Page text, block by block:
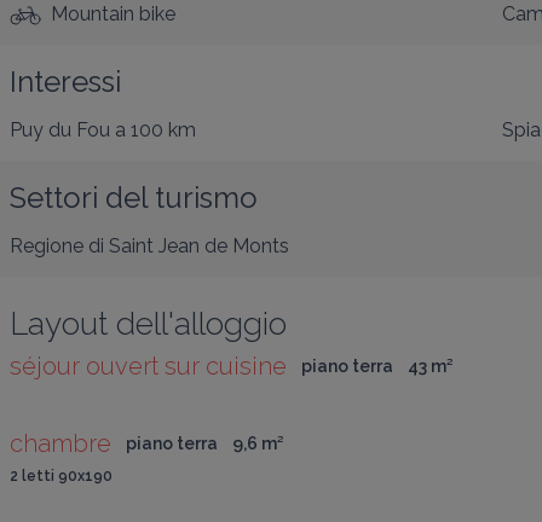
Mountain bike
Interessi
Puy du Fou a 100 km
Settori del turismo
Regione di Saint Jean de Monts
Layout dell'alloggio
séjour ouvert sur cuisine piano terra 43 m²
chambre piano terra 9,6 m²
2 letti 90x190